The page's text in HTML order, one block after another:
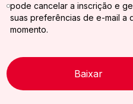
pode cancelar a inscrição e
suas preferências de e-mail a
momento.
Baixar